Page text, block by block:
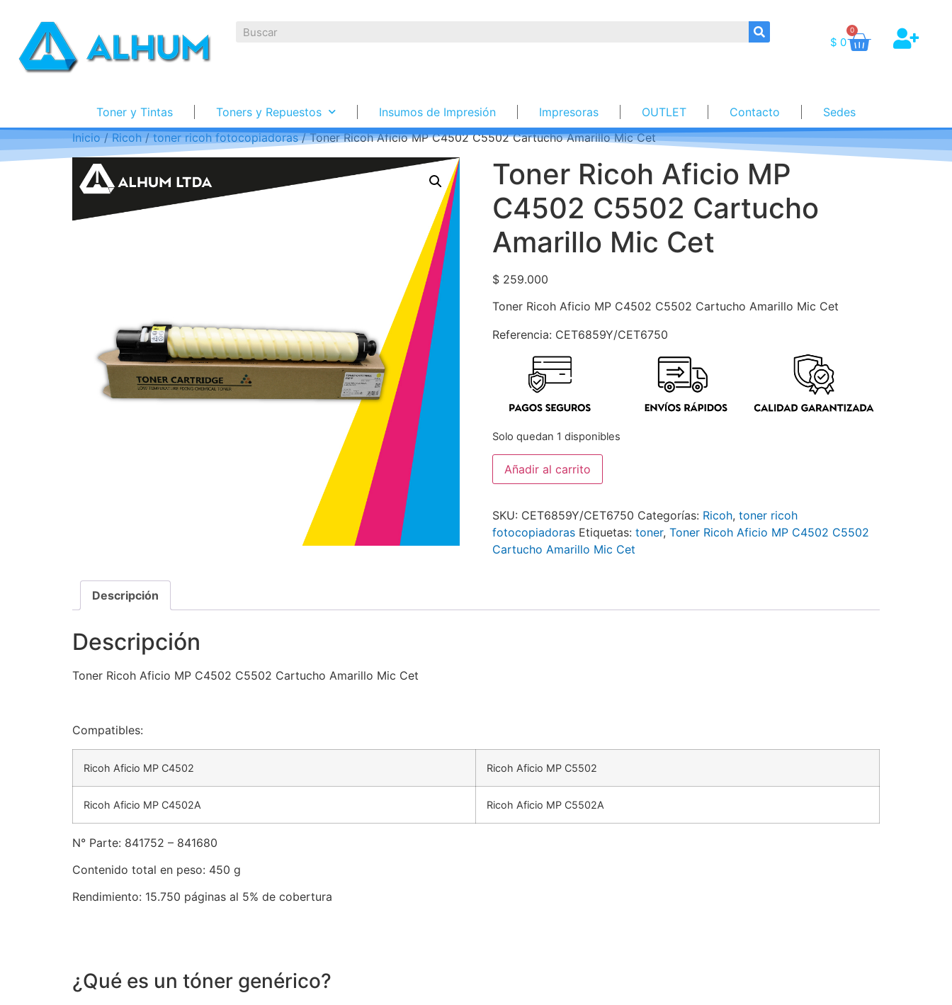
$ 0
0
Toner y Tintas Toners y Repuestos Insumos de Impresión Impresoras OUTLET Contacto
Sedes
Inicio/Ricoh/toner ricoh fotocopiadoras/ Toner Ricoh Aficio MP C4502 C5502 Cartucho Amarillo Mic Cet
Toner Ricoh Aficio MP
C4502 C5502 Cartucho
Amarillo Mic Cet
$259.000
Toner Ricoh Aficio MP C4502 C5502 Cartucho Amarillo Mic Cet
Referencia: CET6859Y/CET6750
Solo quedan 1 disponibles
Añadir al carrito
SKU: CET6859Y/CET6750 Categorías: Ricoh, toner ricoh
fotocopiadoras Etiquetas: toner, Toner Ricoh Aficio MP C4502 C5502
Cartucho Amarillo Mic Cet
Descripción
Descripción
Toner Ricoh Aficio MP C4502 C5502 Cartucho Amarillo Mic Cet
Compatibles:
Ricoh Aficio MP C4502 Ricoh Aficio MP C5502
Ricoh Aficio MP C4502A Ricoh Aficio MP C5502A
N° Parte: 841752 – 841680
Contenido total en peso: 450 g
Rendimiento: 15.750 páginas al 5% de cobertura
¿Qué es un tóner genérico?